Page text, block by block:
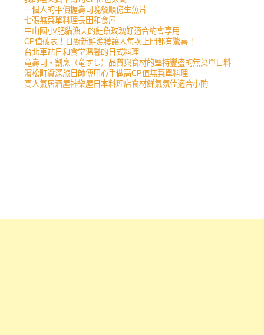
一個人的平價握壽司晚餐順億生魚片
七張無菜單料理長田和食屋
中山國小/肥貓漁夫的鮭魚玫瑰好適合約會享用
CP值破表！日廚新鮮漁獲讓人每次上門都有驚喜！
台北車站日和食堂溫馨的日式料理
竜壽司‧割烹（竜すし）品質與食材的堅持豐盛的無菜單日料
濱松町資深旅日師傅用心手做高CP值無菜單料理
高人氣居酒屋神樂屋日本料理店食材鮮氣氛佳適合小酌